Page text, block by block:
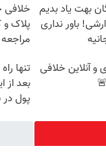
بهت یاد بدیم
باور نداری
خلافی
پلاک و
و آنلاین خلافی
تنها
بعد از
پول در